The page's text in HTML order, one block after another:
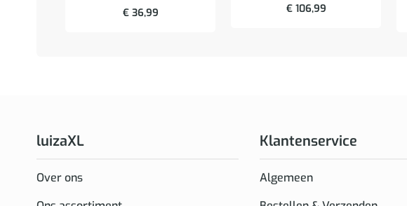
€36,99
€106,99
luizaXL
Over ons
Klantenservice
Algemeen